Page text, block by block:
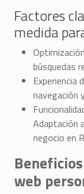
Factores
medida
búsquedas
Experiencia
navegación
Adaptación
negocio en
web